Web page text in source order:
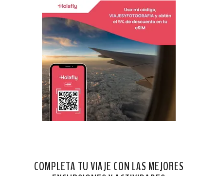
COMPLETA TU VIAJE CON LAS MEJORES